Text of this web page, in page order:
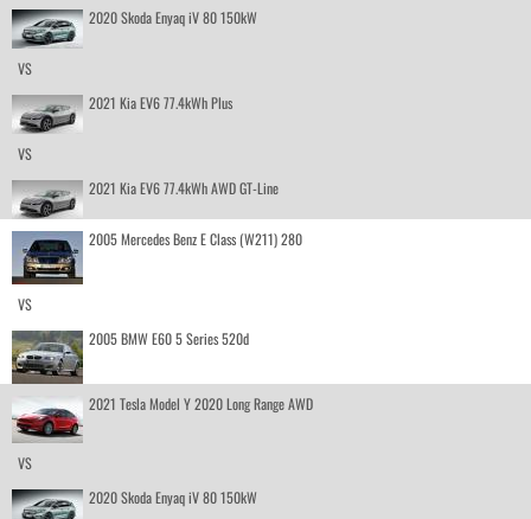
2020 Skoda Enyaq iV 80 150kW
VS
2021 Kia EV6 77.4kWh Plus
VS
2021 Kia EV6 77.4kWh AWD GT-Line
2005 Mercedes Benz E Class (W211) 280
VS
2005 BMW E60 5 Series 520d
2021 Tesla Model Y 2020 Long Range AWD
VS
2020 Skoda Enyaq iV 80 150kW